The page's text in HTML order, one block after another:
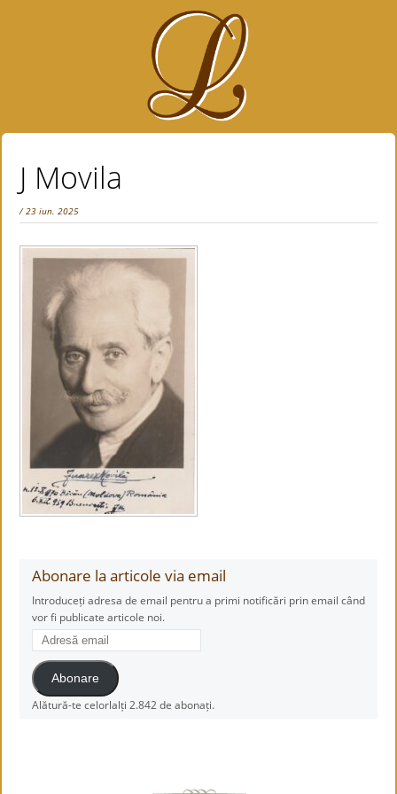
J Movila
/ 23 iun. 2025
Abonare la articole via email
Introduceți adresa de email pentru a primi notificări prin email când
vor fi publicate articole noi.
Adresă
email
Abonare
Alătură-te celorlalți 2.842 de abonați.